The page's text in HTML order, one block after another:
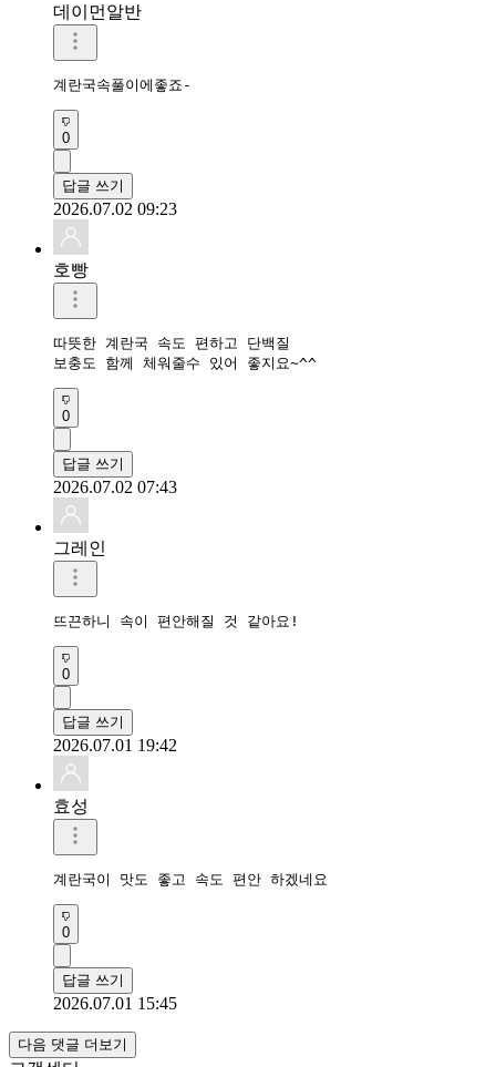
데이먼알반
계란국속풀이에좋죠-
0
답글 쓰기
2026.07.02 09:23
호빵
따뜻한 계란국 속도 편하고 단백질
보충도 함께 체워줄수 있어 좋지요~^^
0
답글 쓰기
2026.07.02 07:43
그레인
뜨끈하니 속이 편안해질 것 같아요!
0
답글 쓰기
2026.07.01 19:42
효성
계란국이 맛도 좋고 속도 편안 하겠네요
0
답글 쓰기
2026.07.01 15:45
다음 댓글 더보기